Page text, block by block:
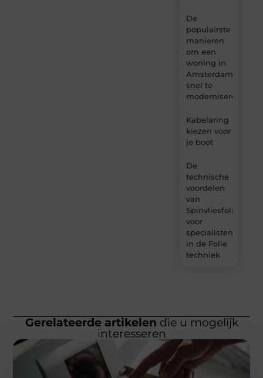
De
populairste
manieren
om een
woning in
Amsterdam
snel te
moderniseren
Kabelaring
kiezen voor
je boot
De
technische
voordelen
van
Spinvliesfolie
voor
specialisten
in de Folie
techniek
Gerelateerde artikelen die u mogelijk
interesseren